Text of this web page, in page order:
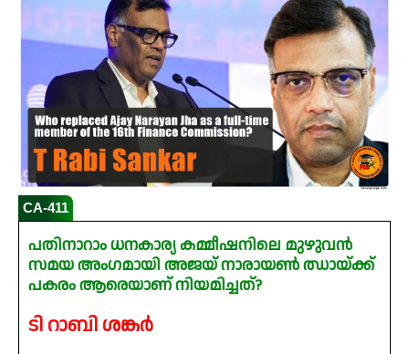
CA-411
പതിനാറാം ധനകാര്യ കമ്മീഷനിലെ മുഴുവൻ
സമയ അംഗമായി അജയ് നാരായൺ ഝായ്ക്ക്
പകരം ആരെയാണ് നിയമിച്ചത്?
ടി റാബി ശങ്കർ